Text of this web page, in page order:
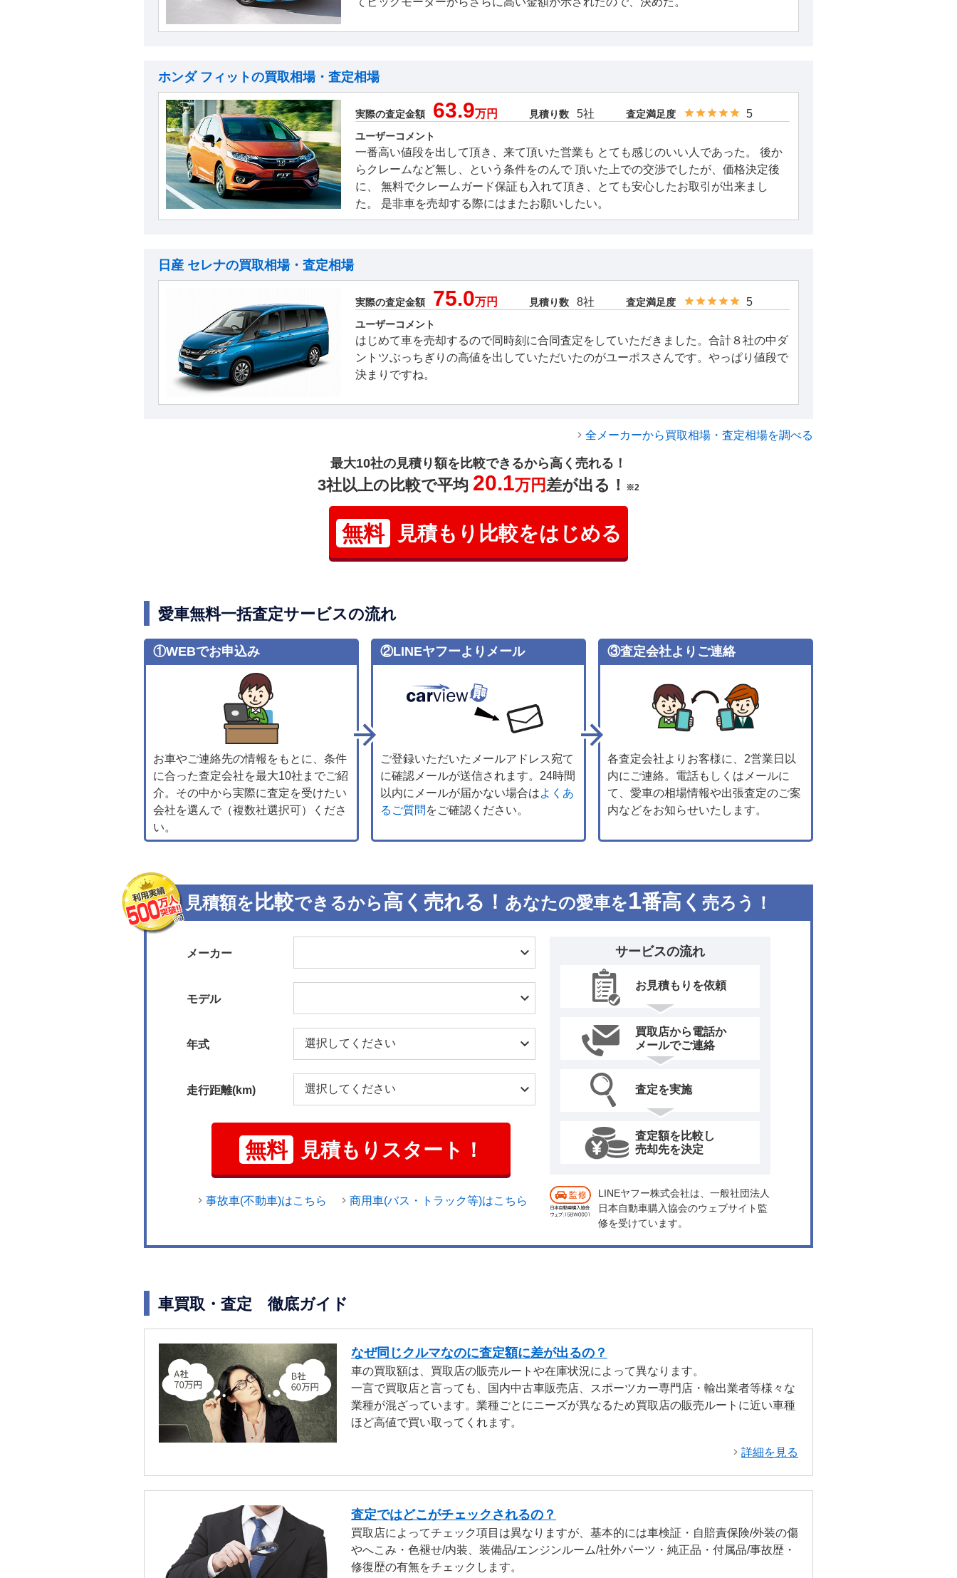
ホンダ フィットの買取相場・査定相場
実際の査定金額 63.9万円 見積り数 5社 査定満足度 5
ユーザーコメント
一番高い値段を出して頂き、来て頂いた営業も とても感じのいい人であった。 後か
らクレームなど無し、という条件をのんで 頂いた上での交渉でしたが、価格決定後
に、 無料でクレームガード保証も入れて頂き、とても安心したお取引が出来まし
た。 是非車を売却する際にはまたお願いしたい。
日産 セレナの買取相場・査定相場
実際の査定金額 75.0万円 見積り数 8社 査定満足度 5
ユーザーコメント
はじめて車を売却するので同時刻に合同査定をしていただきました。合計８社の中ダ
ントツぶっちぎりの高値を出していただいたのがユーポスさんです。やっぱり値段で
決まりですね。
全メーカーから買取相場・査定相場を調べる
最大10社の見積り額を比較できるから高く売れる！
3社以上の比較で平均 20.1万円差が出る！ ※2
無料 見積もり比較をはじめる
愛車無料一括査定サービスの流れ
①WEBでお申込み
お車やご連絡先の情報をもとに、条件
に合った査定会社を最大10社までご紹
介。その中から実際に査定を受けたい
会社を選んで（複数社選択可）くださ
い。
②LINEヤフーよりメール
ご登録いただいたメールアドレス宛て
に確認メールが送信されます。24時間
以内にメールが届かない場合はよくあ
るご質問 をご確認ください。
③査定会社よりご連絡
各査定会社よりお客様に、2営業日以
内にご連絡。電話もしくはメールに
て、愛車の相場情報や出張査定のご案
内などをお知らせいたします。
見積額を 比較できるから高く売れる！ あなたの愛車を1番高く 売ろう！
メーカー
モデル
年式
走行距離(km)
無料 見積もりスタート！
事故車(不動車)はこちら 商用車(バス・トラック等)はこちら
サービスの流れ
お見積もりを依頼
買取店から電話か
メールでご連絡
査定を実施
査定額を比較し
売却先を決定
LINEヤフー株式会社は、一般社団法人
日本自動車購入協会のウェブサイト監
修を受けています。
車買取・査定 徹底ガイド
なぜ同じクルマなのに査定額に差が出るの？
車の買取額は、買取店の販売ルートや在庫状況によって異なります。
一言で買取店と言っても、国内中古車販売店、スポーツカー専門店・輸出業者等様々な
業種が混ざっています。業種ごとにニーズが異なるため買取店の販売ルートに近い車種
ほど高値で買い取ってくれます。
詳細を見る
査定ではどこがチェックされるの？
買取店によってチェック項目は異なりますが、基本的には車検証・自賠責保険/外装の傷
やへこみ・色褪せ/内装、装備品/エンジンルーム/社外パーツ・純正品・付属品/事故歴・
修復歴の有無をチェックします。